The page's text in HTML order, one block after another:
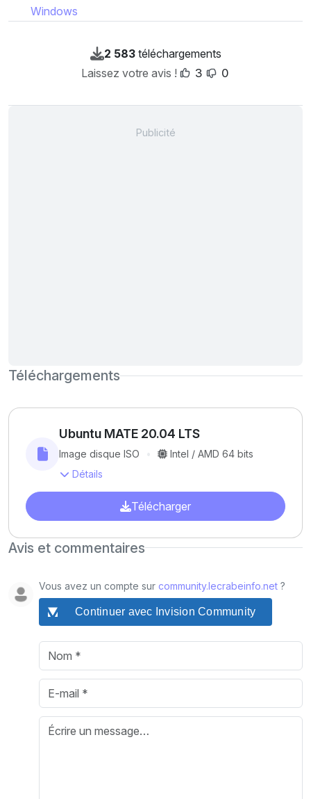
Windows
2 583téléchargements
Laissez votre avis !
3 0
Téléchargements
Ubuntu MATE 20.04 LTS
Image disque ISO
Intel / AMD 64 bits
Détails
Télécharger
Avis et commentaires
Vous avez un compte sur community.lecrabeinfo.net ?
Continuer avec Invision Community